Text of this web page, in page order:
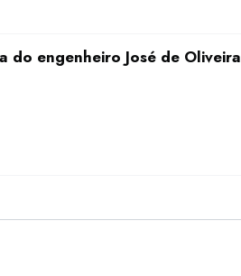
engenheiro José de Oliveira